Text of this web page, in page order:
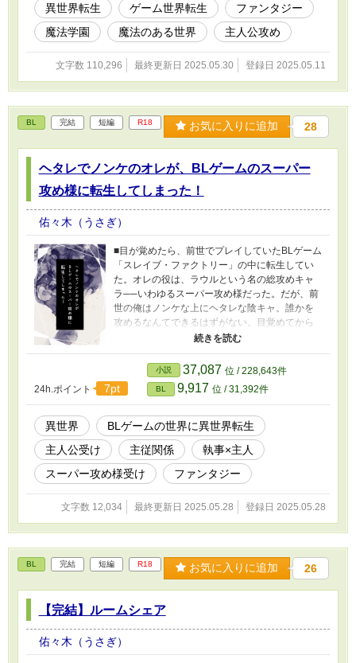
ください。
異世界転生 ゲーム世界転生
ファンタジー
魔法学園
魔法のある世界 主人公攻め
文字数 110,296 最終更新日 2025.05.30 登録日 2025.05.11
BL 完結 短編 R18 お気に入りに追加 28
ヘタレでノンケのオレが、BLゲームのスーパー
攻め様に転生してしまった！
佑々木（うさぎ）
■目が覚めたら、前世でプレイしていたBLゲーム
「スレイブ・ファクトリー」の中に転生してい
た。オレの役は、ラウルという名の総攻めキャ
ラ──いわゆるスーパー攻め様だった。だが、前
世の俺はノンケな上にヘタレな陰キャ。誰かを
攻めるなんてできるはずがない。目覚めてから
ずっとそばにいる、このゲームの案内人である
く奴隷売却ENDを選ぶことに。すべての攻略対
象を売り払ってみたら、思いも寄らないルート
に入ってしまい──！？ ■ゲームのNPC×BLゲー
ムの主人公（元スーパー攻め様） ■主人公視点。
性描写有りです。 ■加筆修正いたしました
（2025.05.29）
24h.ポイント 7pt
小説 37,087 位 / 228,643件
BL 9,917 位 / 31,392件
異世界
BLゲームの世界に異世界転生
主人公受け
主従関係
執事×主人
スーパー攻め様受け
ファンタジー
文字数 12,034 最終更新日 2025.05.28 登録日 2025.05.28
BL 完結 短編 R18 お気に入りに追加 26
【完結】ルームシェア
佑々木（うさぎ）